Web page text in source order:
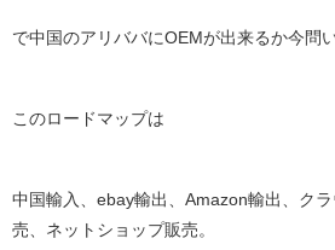
で中国のアリババにOEMが出来るか今問
このロードマップは
中国輸入、ebay輸出、Amazon輸出、ク
売、ネットショップ販売。